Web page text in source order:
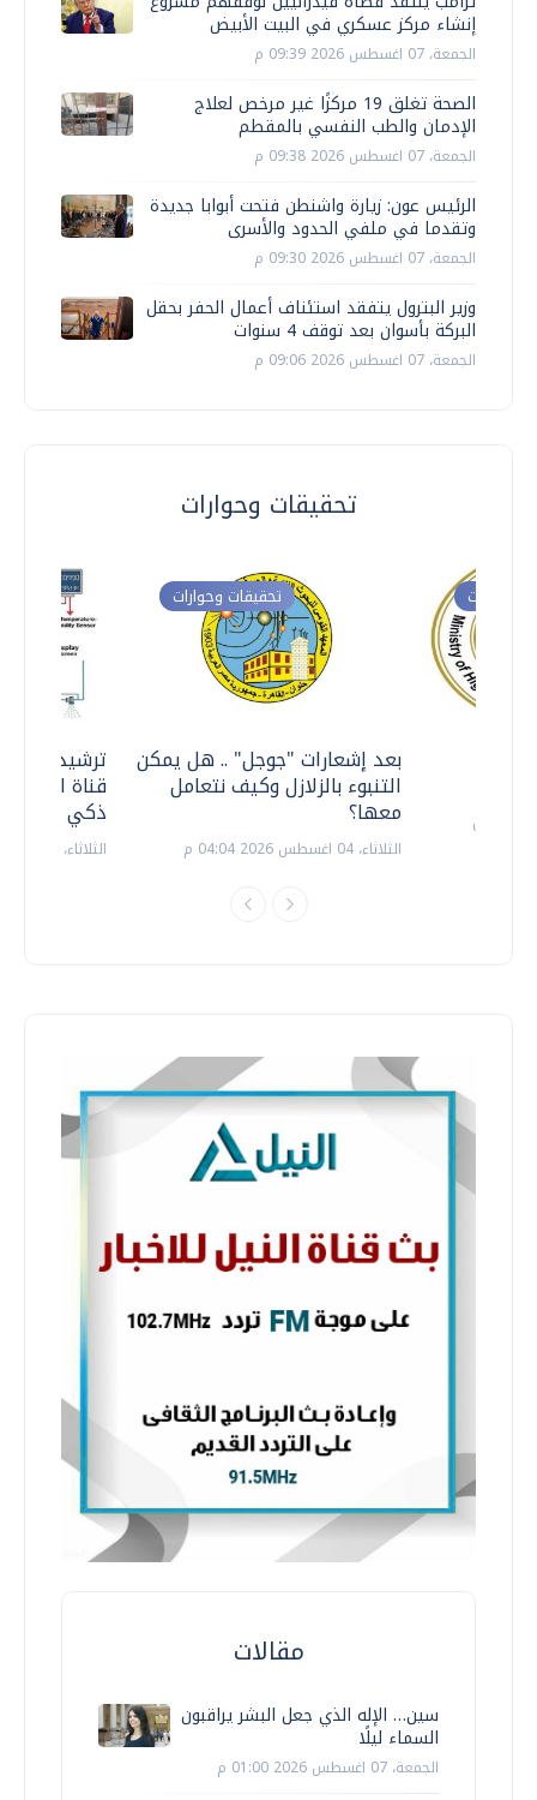
إنشاء مركز عسكري في البيت الأبيض
الجمعة، 07 اغسطس 2026 09:39 م
الصحة تغلق 19 مركزًا غير مرخص لعلاج
الإدمان والطب النفسي بالمقطم
الجمعة، 07 اغسطس 2026 09:38 م
الرئيس عون: زيارة واشنطن فتحت أبوابا جديدة
وتقدما في ملفي الحدود والأسرى
الجمعة، 07 اغسطس 2026 09:30 م
وزير البترول يتفقد استئناف أعمال الحفر بحقل
البركة بأسوان بعد توقف 4 سنوات
الجمعة، 07 اغسطس 2026 09:06 م
تحقيقات وحوارات
ترشيدا
قناة
ذكي
الثلاثاء، 14 يوليو 2026 06:11 م
تحقيقات وحوارات
بعد إشعارات "جوجل" .. هل يمكن
التنبوء بالزلازل وكيف نتعامل
معها؟
الثلاثاء، 04 اغسطس 2026 04:04 م
وحوارات
مقالات
سين… الإله الذي جعل البشر يراقبون
السماء ليلًا
الجمعة، 07 اغسطس 2026 01:00 م